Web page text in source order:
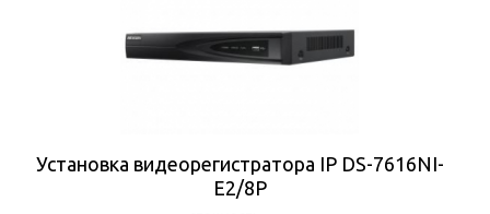
Установка видеорегистратора IP DS-7616NI-
E2/8P